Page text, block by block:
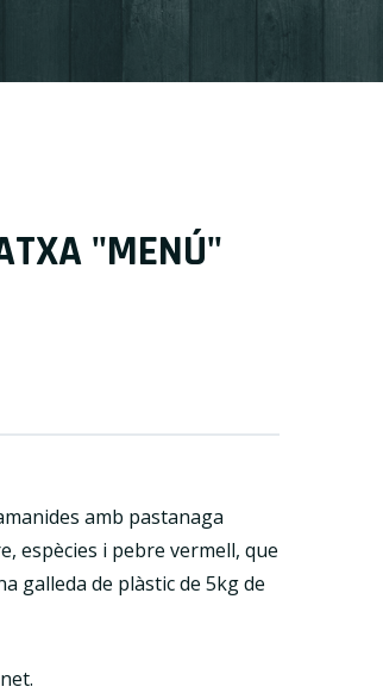
"MENÚ"
amb pastanaga
espècies i pebre vermell, que
galleda de plàstic de 5kg de